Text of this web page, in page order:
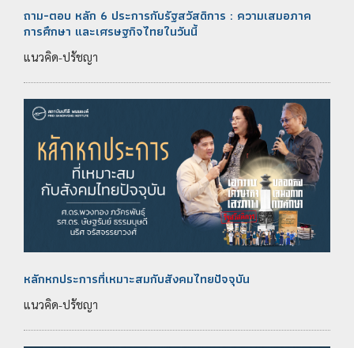
ถาม-ตอบ หลัก 6 ประการกับรัฐสวัสดิการ : ความเสมอภาค
การศึกษา และเศรษฐกิจไทยในวันนี้
แนวคิด-ปรัชญา
หลักหกประการที่เหมาะสมกับสังคมไทยปัจจุบัน
แนวคิด-ปรัชญา